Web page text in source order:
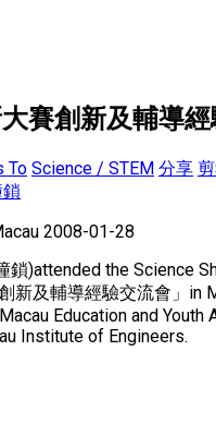
賽創新及輔導
To Science / STEM 分享
2008-01-28
鎖)attended the Science
新及輔導經驗交流會」in
Education and Youth
Institute of Engineers.